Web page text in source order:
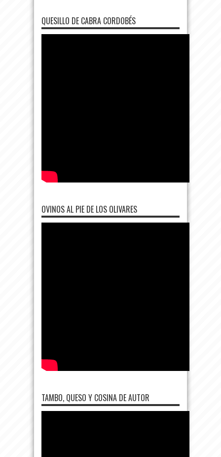
QUESILLO DE CABRA CORDOBÉS
OVINOS AL PIE DE LOS OLIVARES
TAMBO, QUESO Y COSINA DE AUTOR